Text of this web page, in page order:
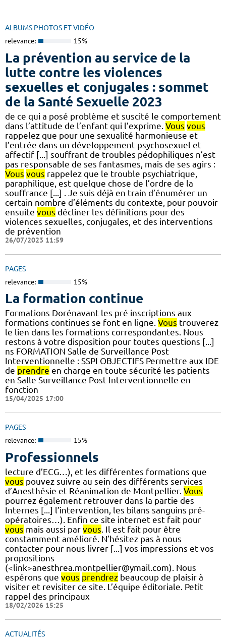
ALBUMS PHOTOS ET VIDÉO
relevance: 15%
La prévention au service de la
lutte contre les violences
sexuelles et conjugales : sommet
de la Santé Sexuelle 2023
de ce qui a posé problème et suscité le comportement
dans l’attitude de l’enfant qui l’exprime. Vous vous
rappelez que pour une sexualité harmonieuse et
l’entrée dans un développement psychosexuel et
affectif [...] souffrant de troubles pédophiliques n’est
pas responsable de ses fantasmes, mais de ses agirs :
Vous vous rappelez que le trouble psychiatrique,
paraphilique, est quelque chose de l’ordre de la
souffrance [...] . Je suis déjà en train d’énumérer un
certain nombre d’éléments du contexte, pour pouvoir
ensuite vous décliner les définitions pour des
violences sexuelles, conjugales, et des interventions
de prévention
26/07/2023 11:59
PAGES
relevance: 15%
La formation continue
Formations Dorénavant les pré inscriptions aux
formations continues se font en ligne. Vous trouverez
le lien dans les formations correspondantes. Nous
restons à votre disposition pour toutes questions [...]
ns FORMATION Salle de Surveillance Post
Interventionnelle : SSPI OBJECTIFS Permettre aux IDE
de prendre en charge en toute sécurité les patients
en Salle Surveillance Post Interventionnelle en
fonction
15/04/2025 17:00
PAGES
relevance: 15%
Professionnels
lecture d’ECG…), et les différentes formations que
vous pouvez suivre au sein des différents services
d’Anesthésie et Réanimation de Montpellier. Vous
pourrez également retrouver dans la partie des
Internes [...] l’intervention, les bilans sanguins pré-
opératoires…). Enfin ce site internet est fait pour
vous mais aussi par vous. Il est fait pour être
constamment amélioré. N’hésitez pas à nous
contacter pour nous livrer [...] vos impressions et vos
propositions
(<link>anesthrea.montpellier@ymail.com). Nous
espérons que vous prendrez beaucoup de plaisir à
visiter et revisiter ce site. L’équipe éditoriale. Petit
rappel des principaux
18/02/2026 15:25
ACTUALITÉS